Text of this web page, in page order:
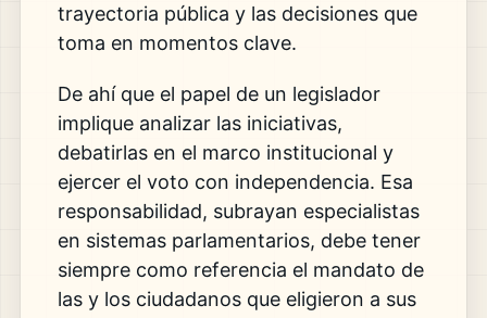
trayectoria pública y las decisiones que
toma en momentos clave.
De ahí que el papel de un legislador
implique analizar las iniciativas,
debatirlas en el marco institucional y
ejercer el voto con independencia. Esa
responsabilidad, subrayan especialistas
en sistemas parlamentarios, debe tener
siempre como referencia el mandato de
las y los ciudadanos que eligieron a sus